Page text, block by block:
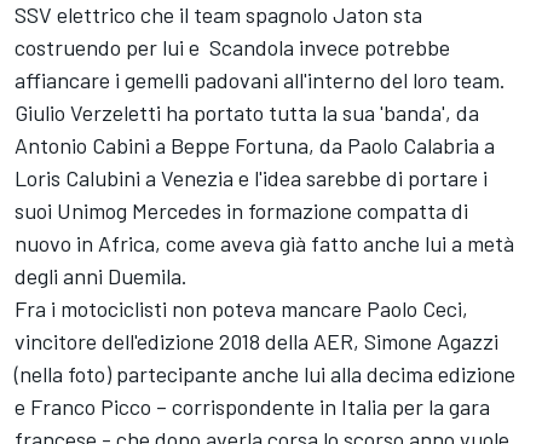
SSV elettrico che il team spagnolo Jaton sta
costruendo per lui e Scandola invece potrebbe
affiancare i gemelli padovani all'interno del loro team.
Giulio Verzeletti ha portato tutta la sua 'banda', da
Antonio Cabini a Beppe Fortuna, da Paolo Calabria a
Loris Calubini a Venezia e l'idea sarebbe di portare i
suoi Unimog Mercedes in formazione compatta di
nuovo in Africa, come aveva già fatto anche lui a metà
degli anni Duemila.
Fra i motociclisti non poteva mancare Paolo Ceci,
vincitore dell'edizione 2018 della AER, Simone Agazzi
(nella foto) partecipante anche lui alla decima edizione
e Franco Picco – corrispondente in Italia per la gara